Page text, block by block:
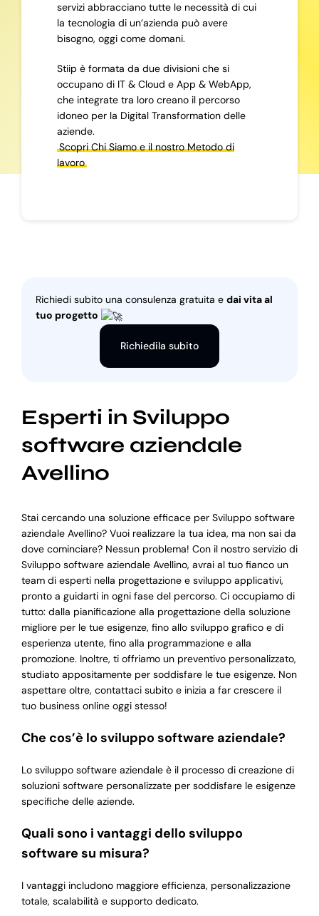
servizi abbracciano tutte le necessità di cui
la tecnologia di un’azienda può avere
bisogno, oggi come domani.
Stiip è formata da due divisioni che si
occupano di IT & Cloud e App & WebApp,
che integrate tra loro creano il percorso
idoneo per la Digital Transformation delle
aziende.
Scopri Chi Siamo e il nostro Metodo di
lavoro
Richiedi subito una consulenza gratuita e dai vita al
tuo progetto
Richiedila subito
Esperti in Sviluppo
software aziendale
Avellino
Stai cercando una soluzione efficace per Sviluppo software
aziendale Avellino? Vuoi realizzare la tua idea, ma non sai da
dove cominciare? Nessun problema! Con il nostro servizio di
Sviluppo software aziendale Avellino, avrai al tuo fianco un
team di esperti nella progettazione e sviluppo applicativi,
pronto a guidarti in ogni fase del percorso. Ci occupiamo di
tutto: dalla pianificazione alla progettazione della soluzione
migliore per le tue esigenze, fino allo sviluppo grafico e di
esperienza utente, fino alla programmazione e alla
promozione. Inoltre, ti offriamo un preventivo personalizzato,
studiato appositamente per soddisfare le tue esigenze. Non
aspettare oltre, contattaci subito e inizia a far crescere il
tuo business online oggi stesso!
Che cos’è lo sviluppo software aziendale?
Lo sviluppo software aziendale è il processo di creazione di
soluzioni software personalizzate per soddisfare le esigenze
specifiche delle aziende.
Quali sono i vantaggi dello sviluppo
software su misura?
I vantaggi includono maggiore efficienza, personalizzazione
totale, scalabilità e supporto dedicato.